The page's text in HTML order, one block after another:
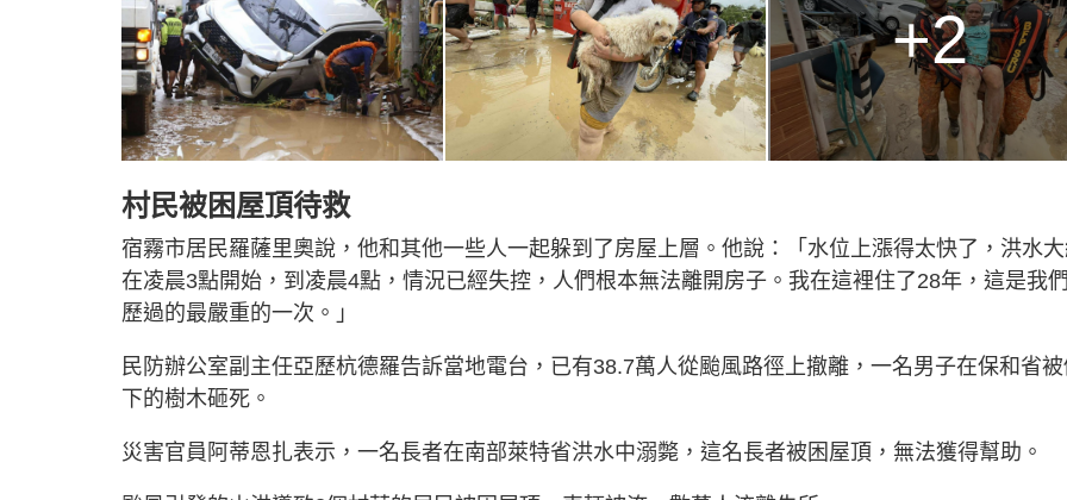
+2
村民被困屋頂待救
宿霧市居民羅薩里奧說，他和其他一些人一起躲到了房屋上層。他說：「水位上漲得太快了，洪水
在凌晨3點開始，到凌晨4點，情況已經失控，人們根本無法離開房子。我在這裡住了28年，這是我
歷過的最嚴重的一次。」
民防辦公室副主任亞歷杭德羅告訴當地電台，已有38.7萬人從颱風路徑上撤離，一名男子在保和省
下的樹木砸死。
災害官員阿蒂恩扎表示，一名長者在南部萊特省洪水中溺斃，這名長者被困屋頂，無法獲得幫助。